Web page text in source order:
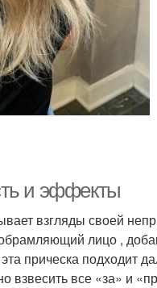
и эффекты
взгляды своей
лицо ,
прическа подходит
взвесить все «за» и